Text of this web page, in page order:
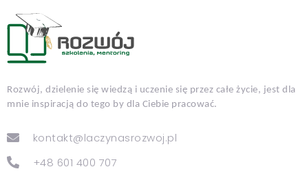
Rozwój, dzielenie się wiedzą i uczenie się przez całe życie, jest dla
mnie inspiracją do tego by dla Ciebie pracować.
kontakt@laczynasrozwoj.pl
+48 601 400 707